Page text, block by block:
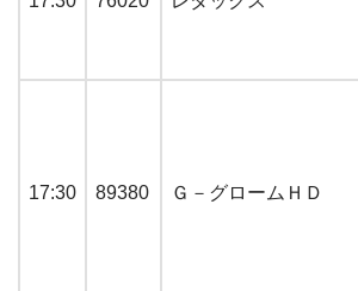
17:30 89380 Ｇ－グロームＨＤ